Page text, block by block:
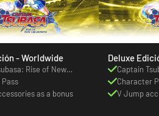
Deluxe Edición - Worldwide
Rise of New
as a bonus
Captain
Champions
Character
V Jump